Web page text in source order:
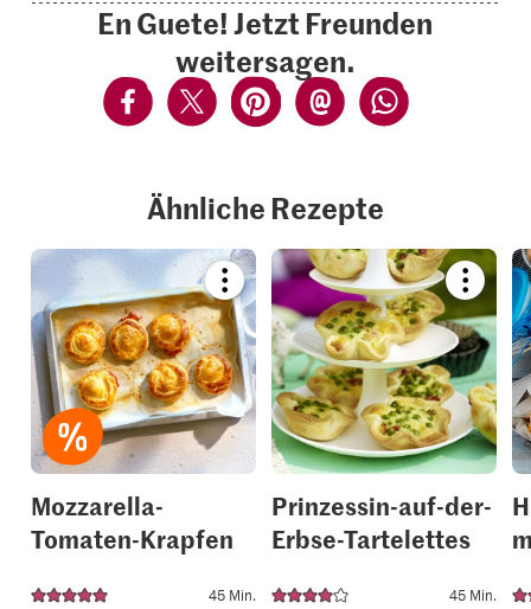
En Guete! Jetzt Freunden
weitersagen.
Ähnliche Rezepte
Bookmark
recipe
or
add
it
to
your
collections.
Mozzarella-
Tomaten-Krapfen
45 Min.
recipe
or
add
it
to
your
Prinzessin-auf-der-
Erbse-Tartelettes
45 Min.